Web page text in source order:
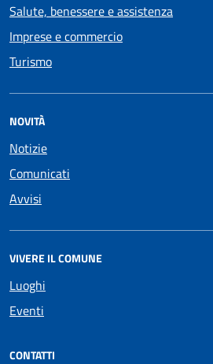
Salute, benessere e assistenza
Imprese e commercio
Turismo
NOVITÀ
Notizie
Comunicati
Avvisi
VIVERE IL COMUNE
Luoghi
Eventi
CONTATTI